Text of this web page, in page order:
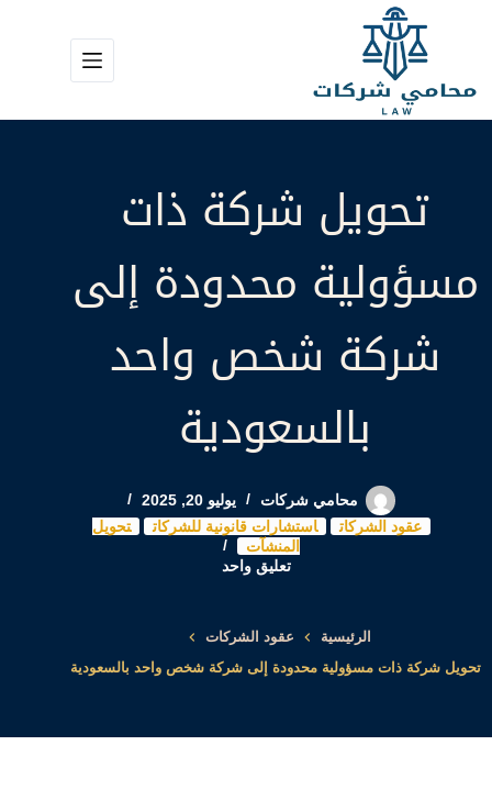
تحويل شركة ذات
مسؤولية محدودة إلى
شركة شخص واحد
بالسعودية
محامي شركات
يوليو 20, 2025
عقود الشركات
استشارات قانونية للشركات
تحويل
المنشآت
تعليق واحد
الرئيسية
عقود الشركات
تحويل شركة ذات مسؤولية محدودة إلى شركة شخص واحد بالسعودية